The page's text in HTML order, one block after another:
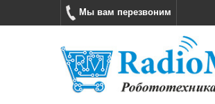
Мы вам перезвоним